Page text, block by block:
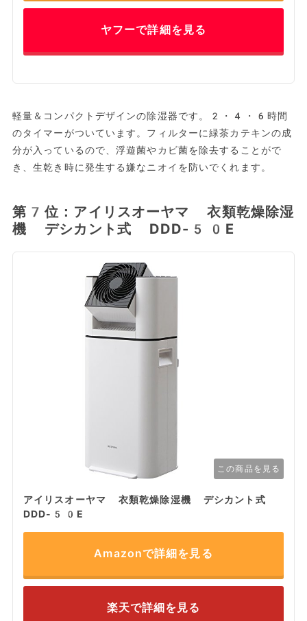
ヤフーで詳細を見る
軽量＆コンパクトデザインの除湿器です。2・4・6時間
のタイマーがついています。フィルターに緑茶カテキンの成
分が入っているので、浮遊菌やカビ菌を除去することがで
き、生乾き時に発生する嫌なニオイを防いでくれます。
第7位：アイリスオーヤマ 衣類乾燥除湿
機 デシカント式 DDD-50E
この商品を見る
アイリスオーヤマ 衣類乾燥除湿機 デシカント式
DDD-50E
Amazonで詳細を見る
楽天で詳細を見る